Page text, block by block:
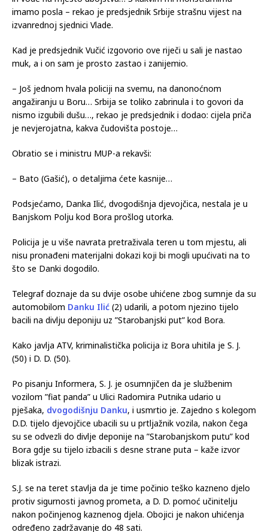
– Imamo loše vijesti za ovo naše dijete, policija je uhitila dvije
osobe koje su počinile ubojstvo male Danke, priznali su… I sad
ih vode na mjesto ubojstva… S kakvim mi monstrumima
imamo posla – rekao je predsjednik Srbije strašnu vijest na
izvanrednoj sjednici Vlade.
Kad je predsjednik Vučić izgovorio ove riječi u sali je nastao
muk, a i on sam je prosto zastao i zanijemio.
– Još jednom hvala policiji na svemu, na danonoćnom
angažiranju u Boru… Srbija se toliko zabrinula i to govori da
je nevjerojatna, kakva čudovišta postoje…
Obratio se i ministru MUP-a rekavši:
– Bato (Gašić), o detaljima ćete kasnije…
Podsjećamo, Danka Ilić, dvogodišnja djevojčica, nestala je u
Banjskom Polju kod Bora prošlog utorka.
Policija je u više navrata pretraživala teren u tom mjestu, ali
nisu pronađeni materijalni dokazi koji bi mogli upućivati ​​na to
što se Danki dogodilo.
Telegraf doznaje da su dvije osobe uhićene zbog sumnje da su
automobilom
(2) udarili, a potom njezino tijelo
bacili na divlju deponiju uz ”Starobanjski put” kod Bora.
Kako javlja ATV, kriminalistička policija iz Bora uhitila je S. J.
(50) i D. D. (50).
Po pisanju Informera, S. J. je osumnjičen da je službenim
vozilom ”fiat panda” u Ulici Radomira Putnika udario u
pješaka,
dvogodišnju Danku
, i usmrtio je. Zajedno s kolegom
su se odvezli do divlje deponije na ”Starobanjskom putu” kod
Bora gdje su tijelo izbacili s desne strane puta – kaže izvor
blizak istrazi.